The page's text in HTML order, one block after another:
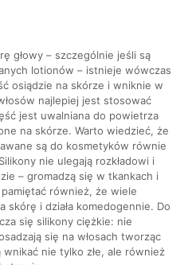
głowy – szczególnie jeśli są
lotionów – istnieje wówczas
osiądzie na skórze i wniknie w
najlepiej jest stosować
jest uwalniana do powietrza
na skórze. Warto wiedzieć, że
są do kosmetyków równie
nie ulegają rozkładowi i
– gromadzą się w tkankach i
również, że wiele
skórę i działa komedogennie. Do
się silikony ciężkie: nie
się na włosach tworząc
nie tylko złe, ale również